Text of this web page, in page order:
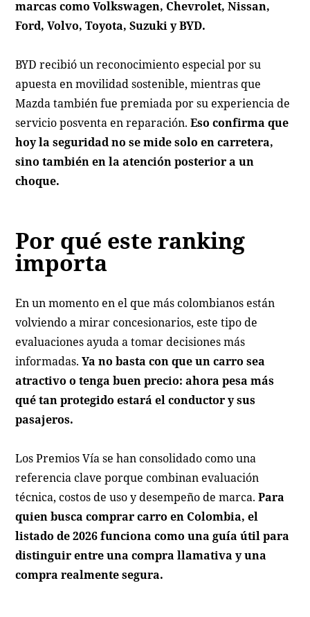
marcas como Volkswagen, Chevrolet, Nissan,
Ford, Volvo, Toyota, Suzuki y BYD.
BYD recibió un reconocimiento especial por su
apuesta en movilidad sostenible, mientras que
Mazda también fue premiada por su experiencia de
servicio posventa en reparación.Eso confirma que
hoy la seguridad no se mide solo en carretera,
sino también en la atención posterior a un
choque.
Por qué este ranking
importa
En un momento en el que más colombianos están
volviendo a mirar concesionarios, este tipo de
evaluaciones ayuda a tomar decisiones más
informadas. Ya no basta con que un carro sea
atractivo o tenga buen precio: ahora pesa más
qué tan protegido estará el conductor y sus
pasajeros.
Los Premios Vía se han consolidado como una
referencia clave porque combinan evaluación
técnica, costos de uso y desempeño de marca.Para
quien busca comprar carro en Colombia, el
listado de 2026 funciona como una guía útil para
distinguir entre una compra llamativa y una
compra realmente segura.